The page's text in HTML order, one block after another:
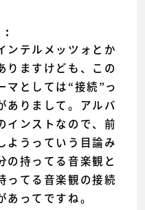
:
ンテルメッツォとか
りますけども、この
マとしては“接続”っ
ありまして。アルバ
インストなので、前
ようっていう目論み
の持ってる音楽観と
ってる音楽観の接続
ってですね。